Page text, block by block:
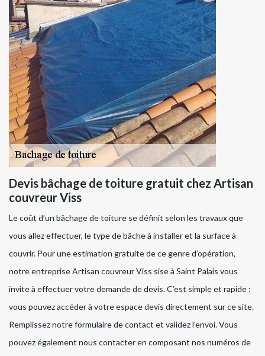
Devis bâchage de toiture gratuit chez Artisan
couvreur Viss
Le coût d’un bâchage de toiture se définit selon les travaux que
vous allez effectuer, le type de bâche à installer et la surface à
couvrir. Pour une estimation gratuite de ce genre d’opération,
notre entreprise Artisan couvreur Viss sise à Saint Palais vous
invite à effectuer votre demande de devis. C’est simple et rapide :
vous pouvez accéder à votre espace devis directement sur ce site.
Remplissez notre formulaire de contact et validez l’envoi. Vous
pouvez également nous contacter en composant nos numéros de